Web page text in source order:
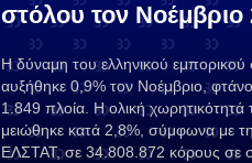
στόλου τον Νοέμβριο
Η δύναμη του ελληνικού εμπορικού
αυξήθηκε 0,9% τον Νοέμβριο,
1.849 πλοία. Η ολική χωρητικότητά
μειώθηκε κατά 2,8%, σύμφωνα με
ΕΛΣΤΑΤ, σε 34.808.872 κόρους σε